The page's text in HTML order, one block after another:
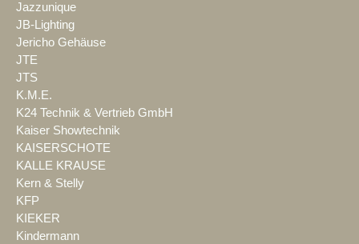
Jazzunique
JB-Lighting
Jericho Gehäuse
JTE
JTS
K.M.E.
K24 Technik & Vertrieb GmbH
Kaiser Showtechnik
KAISERSCHOTE
KALLE KRAUSE
Kern & Stelly
KFP
KIEKER
Kindermann